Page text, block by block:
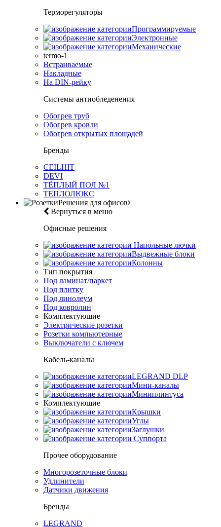
Терморегуляторы
Программируемые
Электронные
Механические
termo-1
Встраиваемые
Накладные
На DIN-рейку
Системы антиобледенения
Обогрев труб
Обогрев кровли
Обогрев открытых площадей
Бренды
CEILHIT
DEVI
ТЁПЛЫЙ ПОЛ №1
ТЕПЛОЛЮКС
Решения для офисов
Вернуться в меню
Офисные решения
Напольные лючки
Выдвежные блоки
Колонны
Тип покрытия
Под ламинат/паркет
Под плитку
Под линолеум
Под ковролин
Комплектующие
Электрические розетки
Розетки компьютерные
Выключатели с ключем
Кабель-каналы
LEGRAND DLP
Мини-каналы
Миниплинтуса
Комплектующие
Крышки
Углы
Заглушки
Суппорта
Прочее оборудование
Многорозеточные блоки
Удлинители
Датчики движения
Бренды
LEGRAND